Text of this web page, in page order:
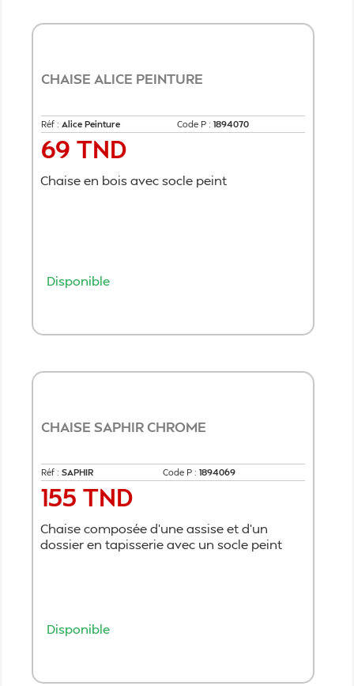
CHAISE ALICE PEINTURE
Réf : Alice Peinture Code P : 1894070
Prix
69 TND
Chaise en bois avec socle peint
Disponible
CHAISE SAPHIR CHROME
Réf : SAPHIR Code P : 1894069
Prix
155 TND
Chaise composée d’une assise et d’un
dossier en tapisserie avec un socle peint
Disponible